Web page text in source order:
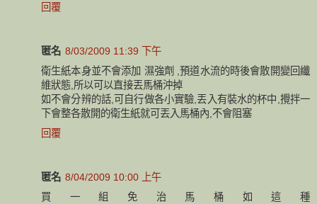
回覆
匿名 8/03/2009 11:39 下午
衛生紙本身並不會添加 濕強劑 ,預道水流的時後會散開變回纖
維狀態,所以可以直接丟馬桶沖掉
如不會分辨的話,可自行做各小實驗,丟入有裝水的杯中,攪拌一
下會整各散開的衛生紙就可丟入馬桶內,不會阻塞
回覆
匿名 8/04/2009 10:00 上午
買一組免治馬桶如這種